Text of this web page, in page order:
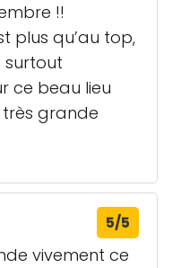
!!
plus qu’au top,
ce beau lieu
très grande
5/5
vivement ce